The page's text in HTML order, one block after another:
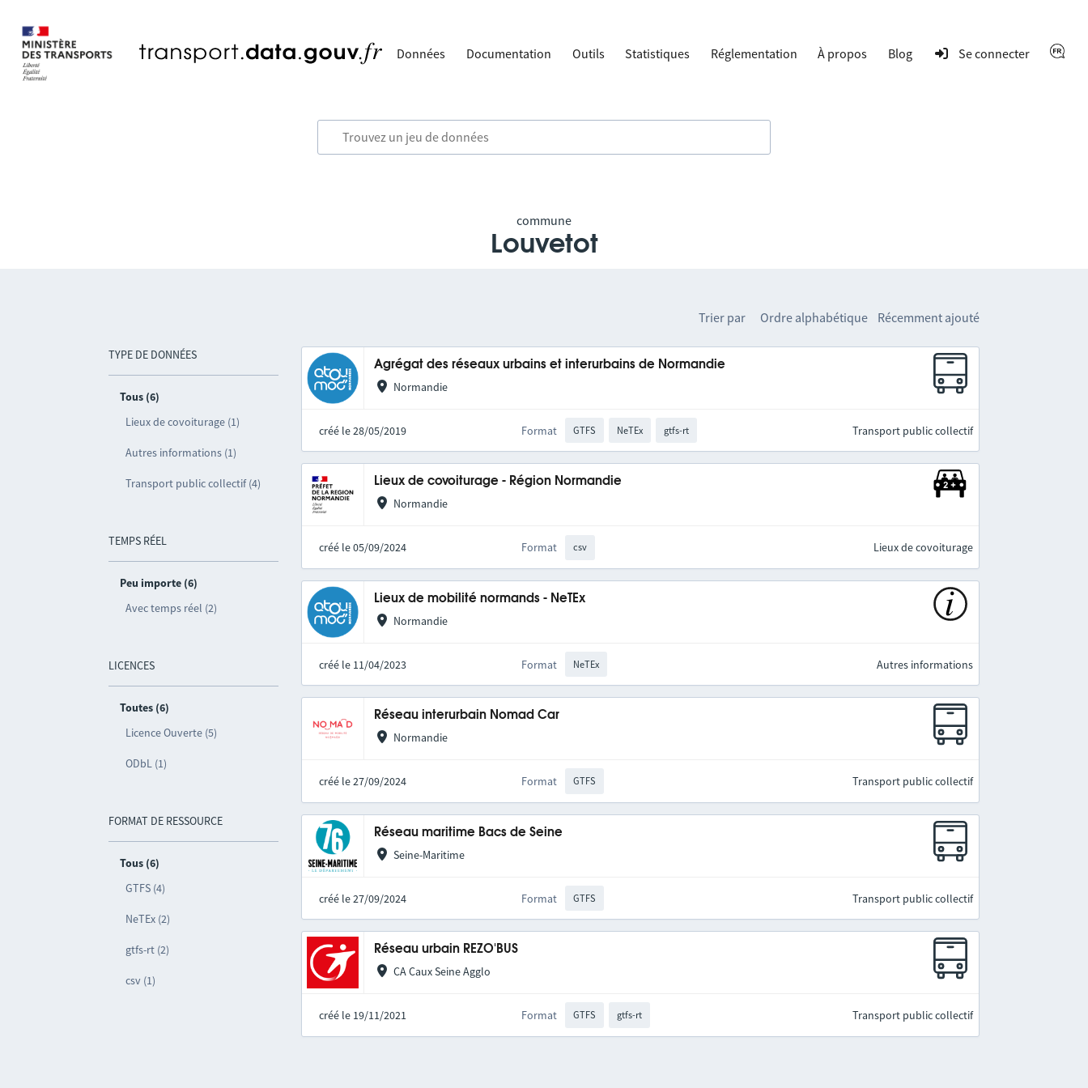
Données Documentation Outils Statistiques Réglementation À propos Blog Se connecter
commune
Louvetot
TYPE DE DONNÉES
Tous (6)
Lieux de covoiturage (1)
Autres informations (1)
Transport public collectif (4)
TEMPS RÉEL
Peu importe (6)
Avec temps réel (2)
LICENCES
Toutes (6)
Licence Ouverte (5)
ODbL (1)
FORMAT DE RESSOURCE
Tous (6)
GTFS (4)
NeTEx (2)
gtfs-rt (2)
csv (1)
Trier par Ordre alphabétique Récemment ajouté
Agrégat des réseaux urbains et interurbains de Normandie
Normandie
créé le 28/05/2019 Format GTFS NeTEx gtfs-rt Transport public collectif
Lieux de covoiturage - Région Normandie
Normandie
créé le 05/09/2024 Format csv Lieux de covoiturage
Lieux de mobilité normands - NeTEx
Normandie
créé le 11/04/2023 Format NeTEx Autres informations
Réseau interurbain Nomad Car
Normandie
créé le 27/09/2024 Format GTFS Transport public collectif
Réseau maritime Bacs de Seine
Seine-Maritime
créé le 27/09/2024 Format GTFS Transport public collectif
Réseau urbain REZO'BUS
CA Caux Seine Agglo
créé le 19/11/2021 Format GTFS gtfs-rt Transport public collectif